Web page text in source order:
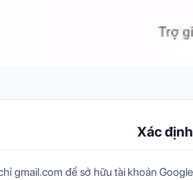
Xác
gmail.com để sở hữu tài khoản